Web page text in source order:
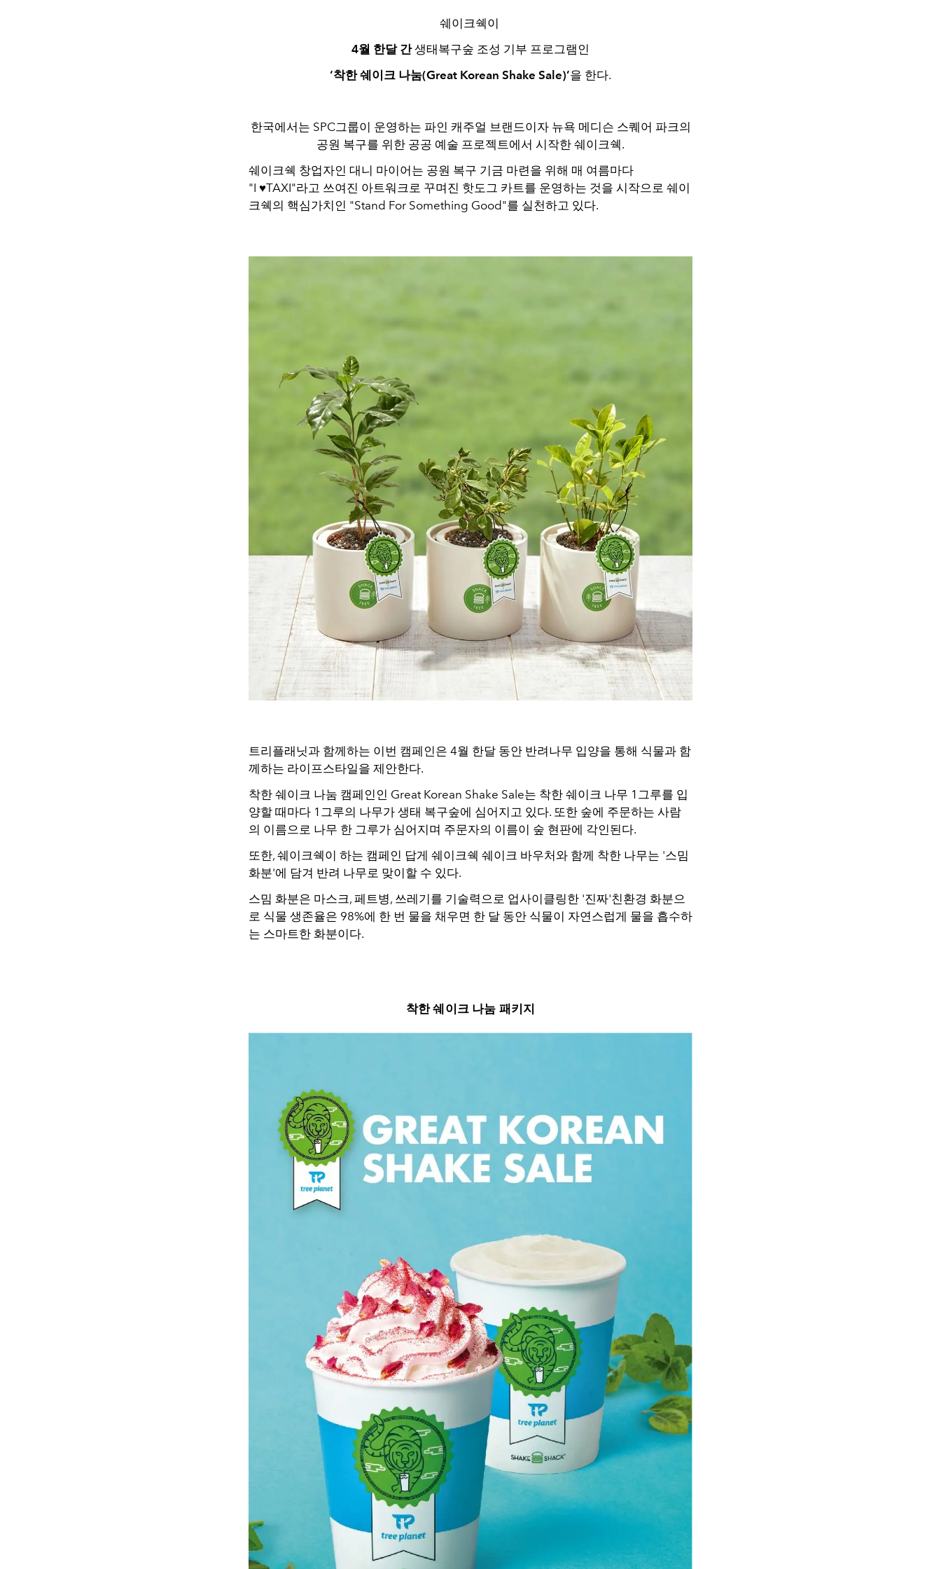
쉐이크쉑이
4월 한달 간생태복구숲 조성 기부 프로그램인
‘착한 쉐이크 나눔(Great Korean Shake Sale)’을 한다.
한국에서는 SPC그룹이 운영하는 파인 캐주얼 브랜드이자 뉴욕 메디슨 스퀘어 파크의
공원 복구를 위한 공공 예술 프로젝트에서 시작한 쉐이크쉑.
쉐이크쉑 창업자인 대니 마이어는 공원 복구 기금 마련을 위해 매 여름마다
"I ♥TAXI"라고 쓰여진 아트워크로 꾸며진 핫도그 카트를 운영하는 것을 시작으로 쉐이
크쉑의 핵심가치인 "Stand For Something Good"를 실천하고 있다.
트리플래닛과 함께하는 이번 캠페인은 4월 한달 동안 반려나무 입양을 통해 식물과 함
께하는 라이프스타일을 제안한다.
착한 쉐이크 나눔 캠페인인 Great Korean Shake Sale는 착한 쉐이크 나무 1그루를 입
양할 때마다 1그루의 나무가 생태 복구숲에 심어지고 있다. 또한 숲에 주문하는 사람
의 이름으로 나무 한 그루가 심어지며 주문자의 이름이 숲 현판에 각인된다.
또한, 쉐이크쉑이 하는 캠페인 답게 쉐이크쉑 쉐이크 바우처와 함께 착한 나무는 '스밈
화분'에 담겨 반려 나무로 맞이할 수 있다.
스밈 화분은 마스크, 페트병, 쓰레기를 기술력으로 업사이클링한 '진짜'친환경 화분으
로 식물 생존율은 98%에 한 번 물을 채우면 한 달 동안 식물이 자연스럽게 물을 흡수하
는 스마트한 화분이다.
착한 쉐이크 나눔 패키지